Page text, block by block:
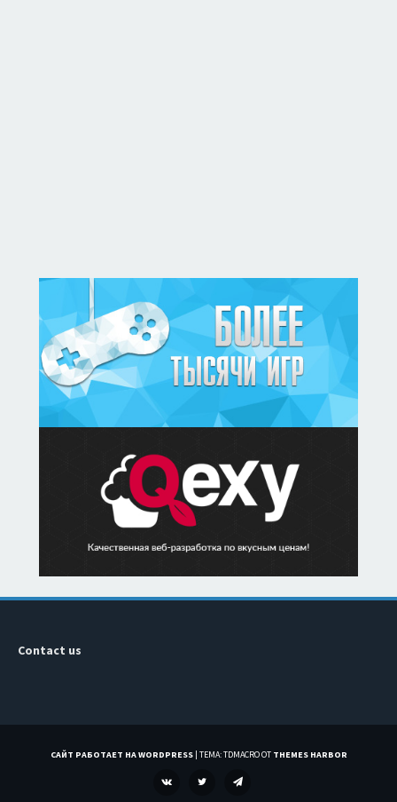
Contact us
САЙТ РАБОТАЕТ НА WORDPRESS ТЕМА: TDMACRO ОТ THEMES HARBOR
TWITTER